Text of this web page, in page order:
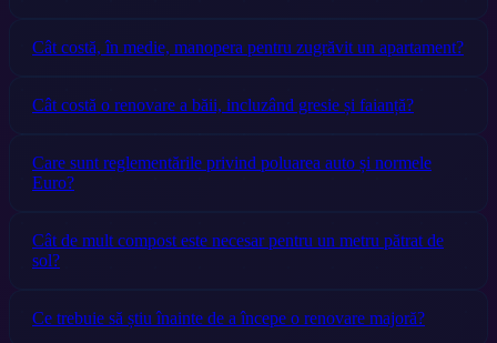
Cât costă, în medie, manopera pentru zugrăvit un apartament?
Cât costă o renovare a băii, incluzând gresie și faianță?
Care sunt reglementările privind poluarea auto și normele
Euro?
Cât de mult compost este necesar pentru un metru pătrat de
sol?
Ce trebuie să știu înainte de a începe o renovare majoră?